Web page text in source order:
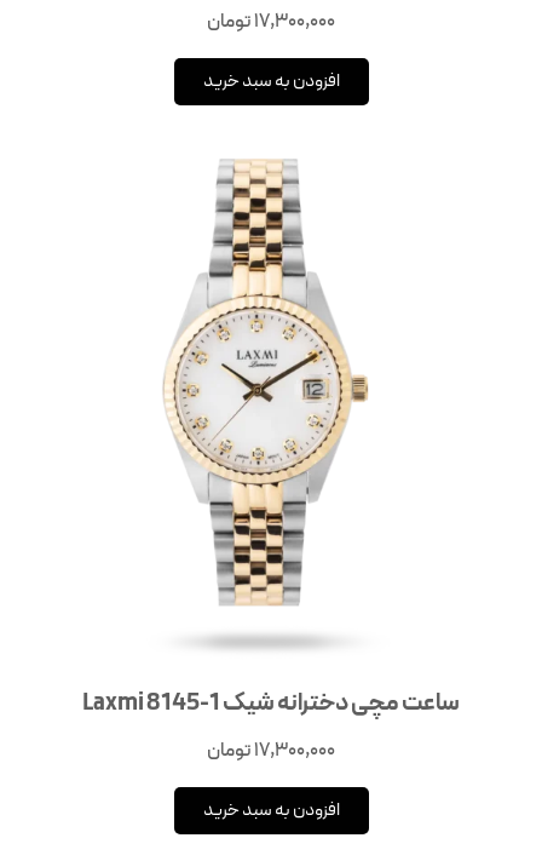
17,300,000تومان
افزودن به سبد خرید
ساعت مچی دخترانه شیک Laxmi 8145-1
17,300,000تومان
افزودن به سبد خرید